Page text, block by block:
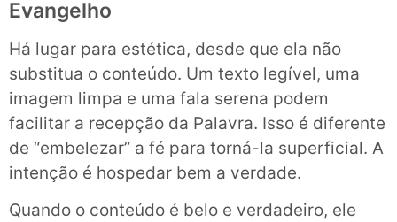
Evangelho
Há lugar para estética, desde que ela não
substitua o conteúdo. Um texto legível, uma
imagem limpa e uma fala serena podem
facilitar a recepção da Palavra. Isso é diferente
de “embelezar” a fé para torná-la superficial. A
intenção é hospedar bem a verdade.
Quando o conteúdo é belo e verdadeiro, ele